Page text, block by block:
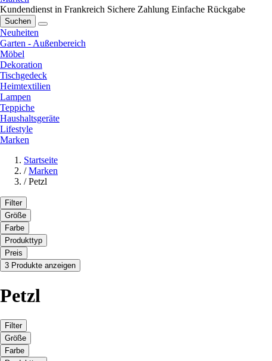
Kundendienst in Frankreich Sichere Zahlung Einfache Rückgabe
Suchen
Neuheiten
Garten - Außenbereich
Möbel
Dekoration
Tischgedeck
Heimtextilien
Lampen
Teppiche
Haushaltsgeräte
Lifestyle
Marken
Startseite
/ Marken
/ Petzl
Filter
Größe
Farbe
Produkttyp
Preis
3 Produkte anzeigen
Petzl
Filter
Größe
Farbe